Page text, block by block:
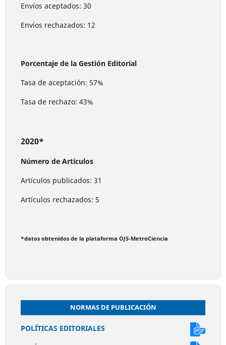
Envíos aceptados: 30
Envíos rechazados: 12
Porcentaje de la Gestión Editorial
Tasa de aceptación: 57%
Tasa de rechazo: 43%
2020*
Número de Artículos
Artículos publicados: 31
Artículos rechazados: 5
*datos obtenidos de la plataforma OJS-MetroCiencia
NORMAS DE PUBLICACIÓN
POLÍTICAS EDITORIALES